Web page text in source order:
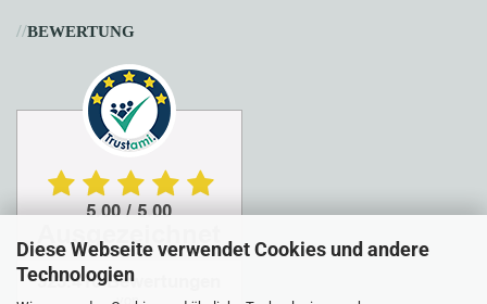
Diese Webseite verwendet Cookies und andere
Technologien
//BEWERTUNG